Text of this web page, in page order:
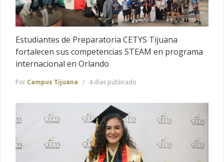
Estudiantes de Preparatoria CETYS Tijuana
fortalecen sus competencias STEAM en programa
internacional en Orlando
Por Campus Tijuana 4 días publicado